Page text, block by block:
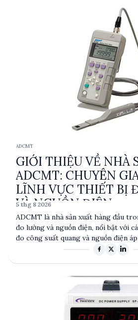
và thiết kế bền bỉ giúp DEREE
ADCMT
GIỚI THIỆU VỀ NHÀ
ADCMT: CHUYÊN
LĨNH VỰC THIẾT BỊ
VÀ NGUỒN ĐIỆN
5 thg 8 2026
ADCMT là nhà sản xuất hàng đầu
đo lường và nguồn điện, nổi bật với
đo công suất quang và nguồn điện
độ chính xác cao và thiết kế tiên tiến,
lượng của ADCMT đã tạo nên vị thế